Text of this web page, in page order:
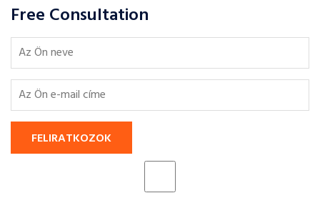
Free Consultation
FELIRATKOZOK